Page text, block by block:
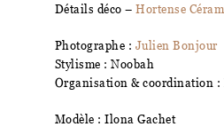
Détails déco – Hortense
Photographe : Julien Bonjour
Stylisme : Noobah
Organisation & coordination :
Modèle : Ilona Gachet